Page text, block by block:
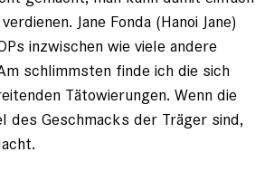
Jane Fonda (Hanoi Jane)
inzwischen wie viele andere
schlimmsten finde ich die sich
Tätowierungen. Wenn die
des Geschmacks der Träger sind,